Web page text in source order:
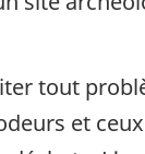
tout
et